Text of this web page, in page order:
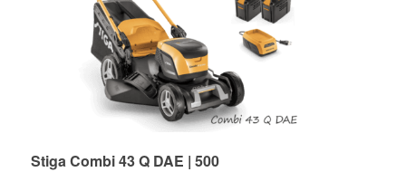
Stiga Combi 43 Q DAE | 500